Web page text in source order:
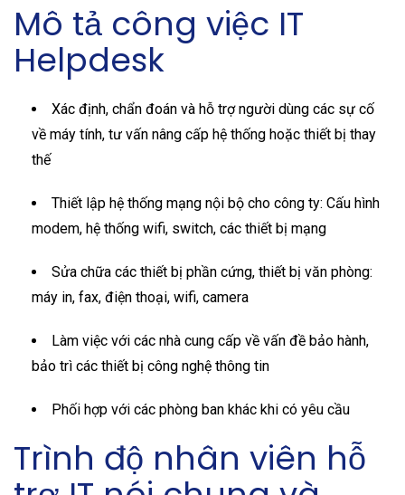
Mô tả công việc IT
Helpdesk
Xác định, chẩn đoán và hỗ trợ người dùng các sự cố
về máy tính, tư vấn nâng cấp hệ thống hoặc thiết bị thay
thế
Thiết lập hệ thống mạng nội bộ cho công ty: Cấu hình
modem, hệ thống wifi, switch, các thiết bị mạng
Sửa chữa các thiết bị phần cứng, thiết bị văn phòng:
máy in, fax, điện thoại, wifi, camera
Làm việc với các nhà cung cấp về vấn đề bảo hành,
bảo trì các thiết bị công nghệ thông tin
Phối hợp với các phòng ban khác khi có yêu cầu
Trình độ nhân viên hỗ